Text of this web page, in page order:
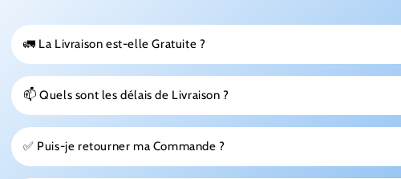
🚛 La Livraison est-elle Gratuite ?
📫 Quels sont les délais de Livraison ?
✅ Puis-je retourner ma Commande ?